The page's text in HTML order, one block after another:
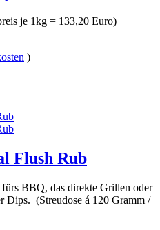
je 1kg = 133,20 Euro)
)
Flush Rub
BBQ, das direkte Grillen oder
Dips. (Streudose á 120 Gramm /